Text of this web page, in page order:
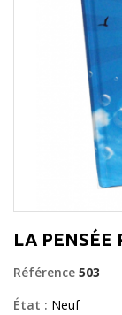
LA PENSÉE
Référence 503
État : Neuf